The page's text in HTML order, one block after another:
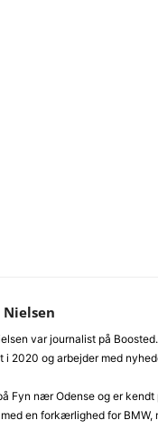
Nielsen
var journalist på
i 2020 og arbejder med
Fyn nær Odense og er
en forkærlighed for BMW,